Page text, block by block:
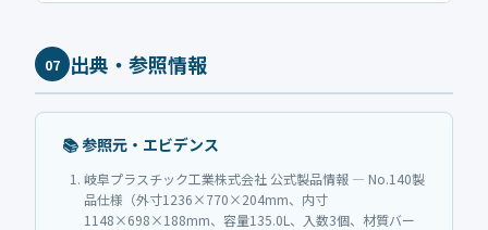
07 出典・参照情報
📚 参照元・エビデンス
岐阜プラスチック工業株式会社 公式製品情報 — No.140製
品仕様（外寸1236×770×204mm、内寸
1148×698×188mm、容量135.0L、入数3個、材質バー